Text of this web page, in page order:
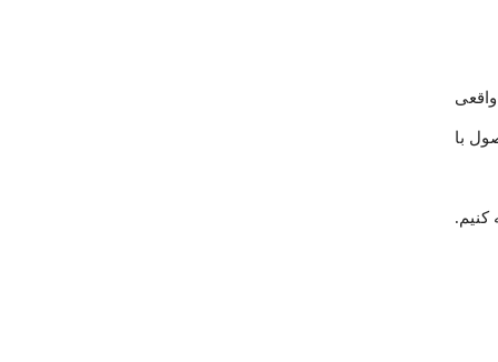
با
کنیم.